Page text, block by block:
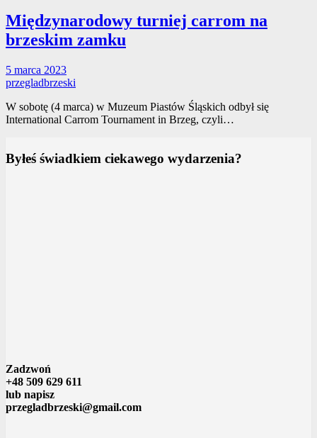
Międzynarodowy turniej carrom na
brzeskim zamku
5 marca 2023
przegladbrzeski
W sobotę (4 marca) w Muzeum Piastów Śląskich odbył się
International Carrom Tournament in Brzeg, czyli…
Byłeś świadkiem ciekawego wydarzenia?
Zadzwoń
+48 509 629 611
lub napisz
przegladbrzeski@gmail.com